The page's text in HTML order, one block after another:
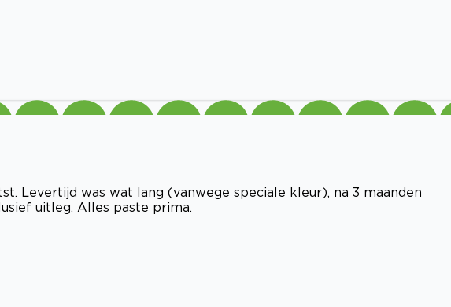
Levertijd was wat lang (vanwege speciale kleur), na 3 maanden
uitleg. Alles paste prima.